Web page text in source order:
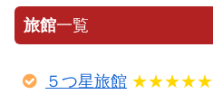
旅館一覧
５つ星旅館 ★★★★★